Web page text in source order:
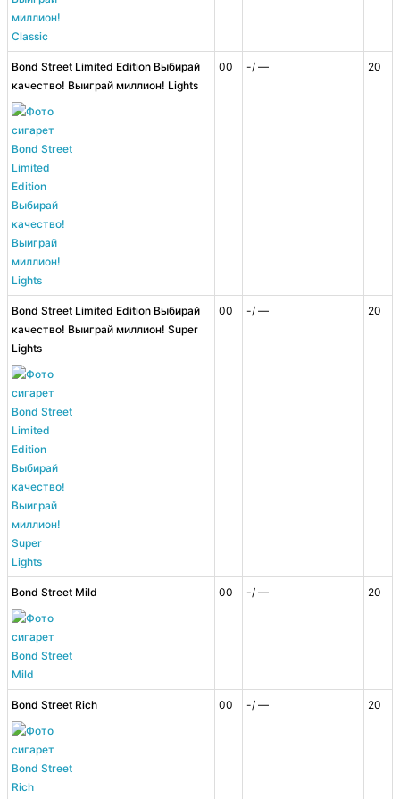
Bond Street Limited Edition Выбирай
качество! Выиграй миллион! Lights
00 -/ — 20
Bond Street Limited Edition Выбирай
качество! Выиграй миллион! Super
Lights
00 -/ — 20
Bond Street Mild 00 -/ — 20
Bond Street Rich 00 -/ — 20